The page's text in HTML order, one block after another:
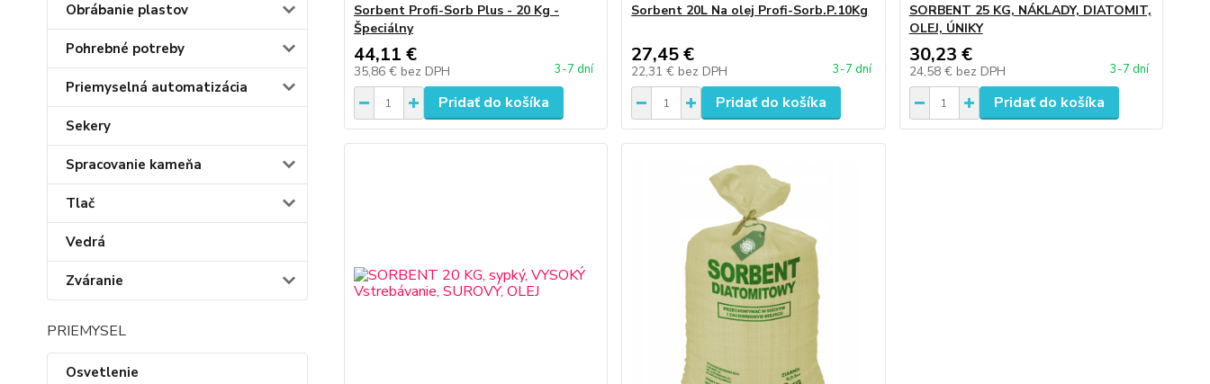
Obrábanie plastov
Pohrebné potreby
Priemyselná automatizácia
Sekery
Spracovanie kameňa
Tlač
Vedrá
Zváranie
PRIEMYSEL
Osvetlenie
Sorbent Profi-Sorb Plus - 20 Kg -
Špeciálny
44,11 €
35,86 € bez DPH 3-7 dní
Pridať do košíka
Sorbent 20L Na olej Profi-Sorb.P.10Kg
27,45 €
22,31 € bez DPH 3-7 dní
Pridať do košíka
SORBENT 25 KG, NÁKLADY, DIATOMIT,
OLEJ, ÚNIKY
30,23 €
24,58 € bez DPH 3-7 dní
Pridať do košíka